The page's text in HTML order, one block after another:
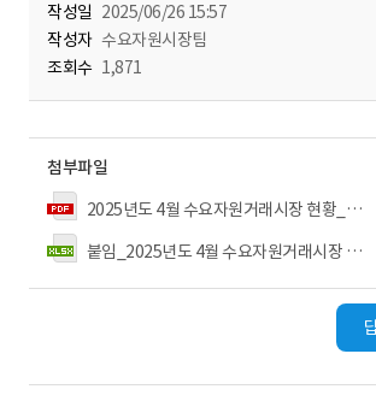
작성일 2025/06/26 15:57
작성자 수요자원시장팀
조회수 1,871
첨부파일
2025년도 4월 수요자원거래시장 현황_수정.pdf
붙임_2025년도 4월 수요자원거래시장 현황 상세.xlsx